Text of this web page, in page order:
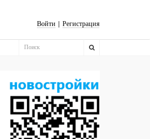
Войти | Регистрация